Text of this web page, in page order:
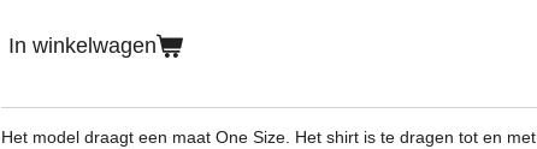
In winkelwagen
Het model draagt een maat One Size. Het shirt is te dragen tot en met